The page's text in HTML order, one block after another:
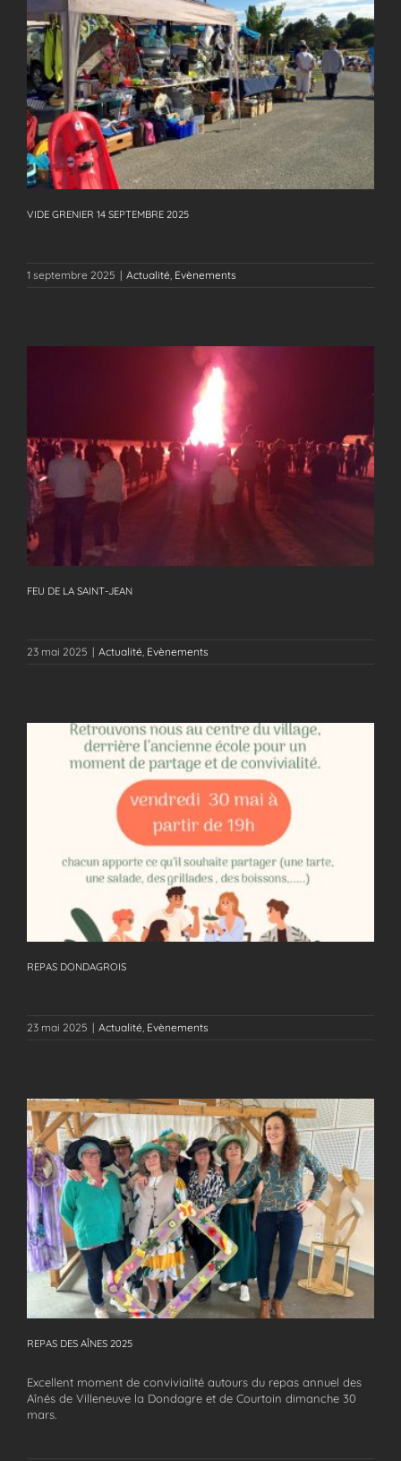
VIDE GRENIER 14 SEPTEMBRE 2025
VIDE GRENIER 14 SEPTEMBRE 2025
1 septembre 2025 | Actualité Evènements
FEU DE LA SAINT-JEAN
FEU DE LA SAINT-JEAN
23 mai 2025 | Actualité Evènements
REPAS DONDAGROIS
REPAS DONDAGROIS
23 mai 2025 | Actualité, Evènements
REPAS DES AÎNES 2025
REPAS DES AÎNES 2025
Excellent moment de convivialité autours du repas annuel des
Aînés de Villeneuve la Dondagre et de Courtoin dimanche 30
mars.